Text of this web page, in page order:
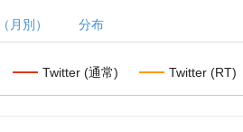
月別） 分布
Twitter (通常) Twitter (RT)